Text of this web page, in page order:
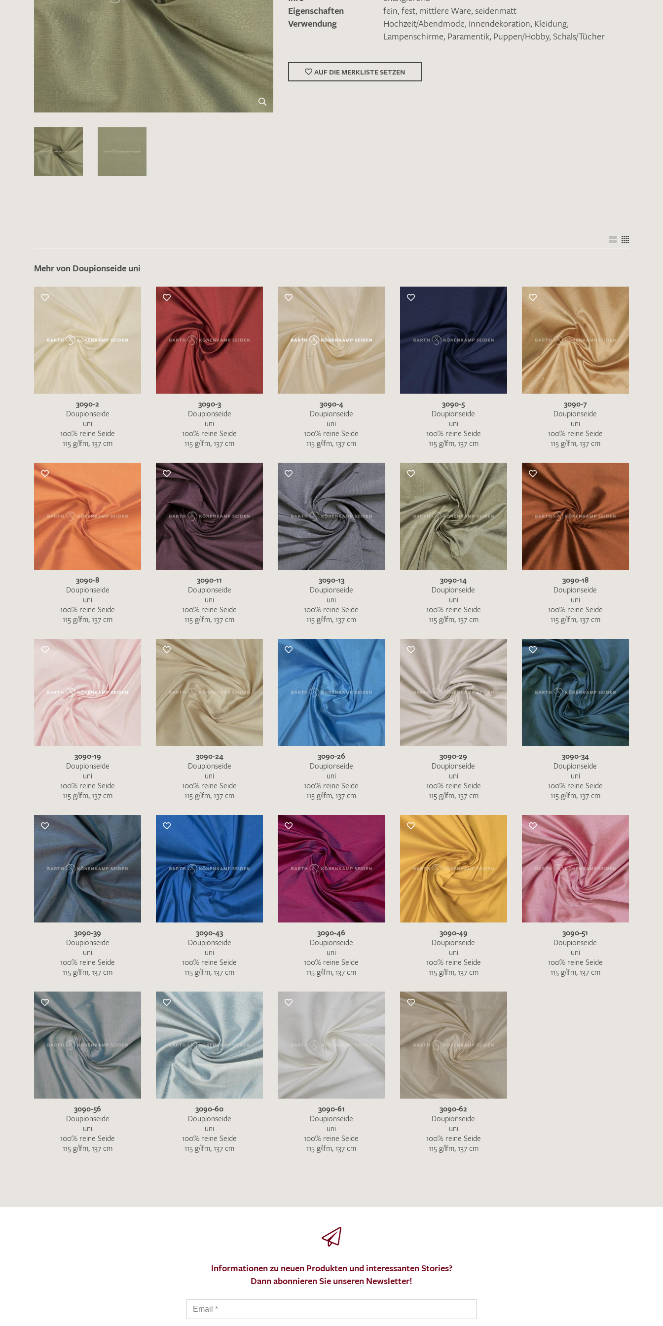
Merkliste / Musteranfrage
Es sind bisher keine Produkte auf Ihrer
Merkliste.
Sollten Sie dennoch eine individuelle
Musteranfrage stellen wollen, vermerken
Sie diese bitte im Feld "Anmerkungen".
IHRE KONTAKTDATEN
Leider ist das Kontaktformular zum aktuellen Zeitpunkt nicht funktionstüchtig. Bitte
schreiben Sie eine E-Mail mit ihren Kontaktdaten direkt aninfo@barth-seiden.de.
Wir arbeiten schnellstmöglich an einer Lösung – Danke!
Ich bin damit einverstanden, dass meine angegebenen Daten zur Beantwortung meiner Musteranfrage
MUSTERANFRAGE SENDEN
Eigenschaften
fein, fest, mittlere Ware, seidenmatt
Verwendung
Hochzeit/Abendmode, Innendekoration, Kleidung,
Lampenschirme, Paramentik, Puppen/Hobby, Schals/Tücher
AUF DIE MERKLISTE SETZEN
Mehr von Doupionseide uni
3090-2
Doupionseide
uni
100% reine Seide
115 g/lfm, 137 cm
3090-3
Doupionseide
uni
100% reine Seide
115 g/lfm, 137 cm
3090-4
Doupionseide
uni
100% reine Seide
115 g/lfm, 137 cm
3090-5
Doupionseide
uni
100% reine Seide
115 g/lfm, 137 cm
3090-7
Doupionseide
uni
100% reine Seide
115 g/lfm, 137 cm
3090-8
Doupionseide
uni
100% reine Seide
115 g/lfm, 137 cm
3090-11
Doupionseide
uni
100% reine Seide
115 g/lfm, 137 cm
3090-13
Doupionseide
uni
100% reine Seide
115 g/lfm, 137 cm
3090-14
Doupionseide
uni
100% reine Seide
115 g/lfm, 137 cm
3090-18
Doupionseide
uni
100% reine Seide
115 g/lfm, 137 cm
3090-19
Doupionseide
uni
100% reine Seide
115 g/lfm, 137 cm
3090-24
Doupionseide
uni
100% reine Seide
115 g/lfm, 137 cm
3090-26
Doupionseide
uni
100% reine Seide
115 g/lfm, 137 cm
3090-29
Doupionseide
uni
100% reine Seide
115 g/lfm, 137 cm
3090-34
Doupionseide
uni
100% reine Seide
115 g/lfm, 137 cm
3090-39
Doupionseide
uni
100% reine Seide
115 g/lfm, 137 cm
3090-43
Doupionseide
uni
100% reine Seide
115 g/lfm, 137 cm
3090-46
Doupionseide
uni
100% reine Seide
115 g/lfm, 137 cm
3090-49
Doupionseide
uni
100% reine Seide
115 g/lfm, 137 cm
3090-51
Doupionseide
uni
100% reine Seide
115 g/lfm, 137 cm
3090-56
Doupionseide
uni
100% reine Seide
115 g/lfm, 137 cm
3090-60
Doupionseide
uni
100% reine Seide
115 g/lfm, 137 cm
3090-61
Doupionseide
uni
100% reine Seide
115 g/lfm, 137 cm
3090-62
Doupionseide
uni
100% reine Seide
115 g/lfm, 137 cm
Informationen zu neuen Produkten und interessanten Stories?
Dann abonnieren Sie unseren Newsletter!